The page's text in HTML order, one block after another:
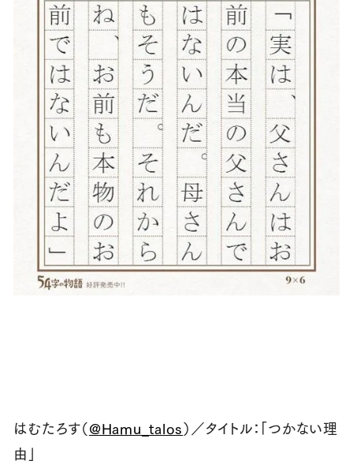
はむたろす（@Hamu_talos）／タイトル：「つかない理
由」